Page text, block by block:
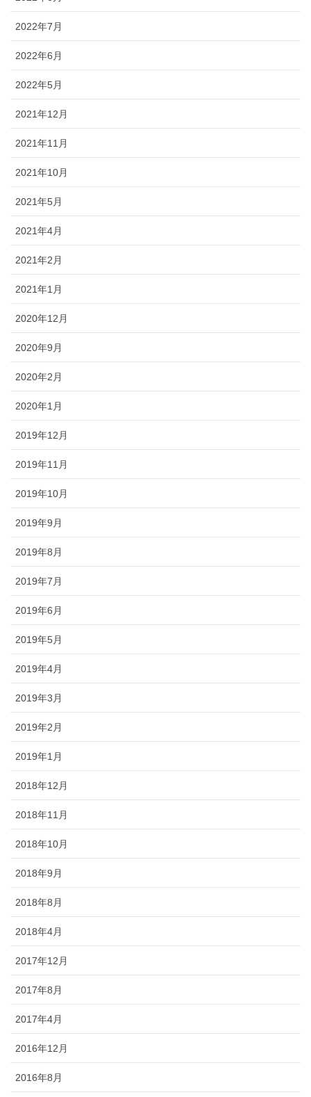
2022年7月
2022年6月
2022年5月
2021年12月
2021年11月
2021年10月
2021年5月
2021年4月
2021年2月
2021年1月
2020年12月
2020年9月
2020年2月
2020年1月
2019年12月
2019年11月
2019年10月
2019年9月
2019年8月
2019年7月
2019年6月
2019年5月
2019年4月
2019年3月
2019年2月
2019年1月
2018年12月
2018年11月
2018年10月
2018年9月
2018年8月
2018年4月
2017年12月
2017年8月
2017年4月
2016年12月
2016年8月